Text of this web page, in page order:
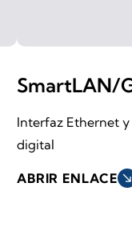
SmartLAN/
Interfaz Ethernet
digital
ABRIR ENLACE